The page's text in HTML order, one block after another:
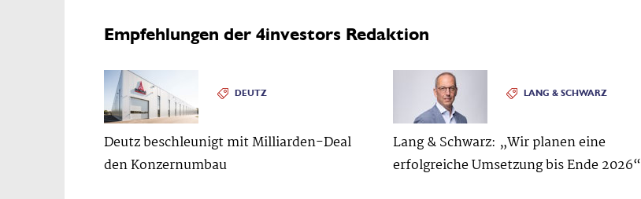
Empfehlungen der 4investors Redaktion
DEUTZ
Deutz beschleunigt mit Milliarden-Deal
den Konzernumbau
LANG & SCHWARZ
Lang & Schwarz: „Wir planen eine
erfolgreiche Umsetzung bis Ende 2026“